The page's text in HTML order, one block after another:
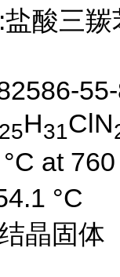
酸三羰
25H31ClN
at
°C
晶固体